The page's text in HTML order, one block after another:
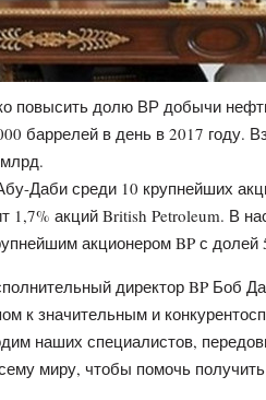
повысить долю ВР добычи
баррелей в день в 2017 году.
Даби среди 10 крупнейших
1,7% акций British Petroleum. В
акционером BP с долей
директор BP Боб
к значительным и
наших специалистов,
миру, чтобы помочь